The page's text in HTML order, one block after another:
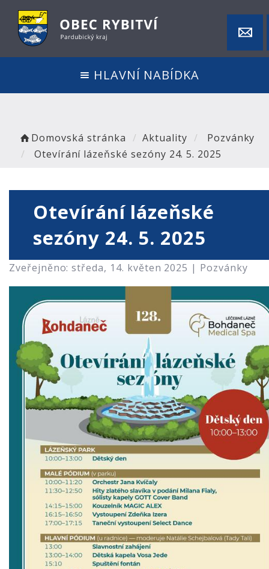
HLAVNÍ NABÍDKA
Domovská stránka Aktuality
Pozvánky
Otevírání lázeňské sezóny 24. 5. 2025
Otevírání lázeňské
sezóny 24. 5. 2025
Zveřejněno: středa, 14. květen 2025 | Pozvánky